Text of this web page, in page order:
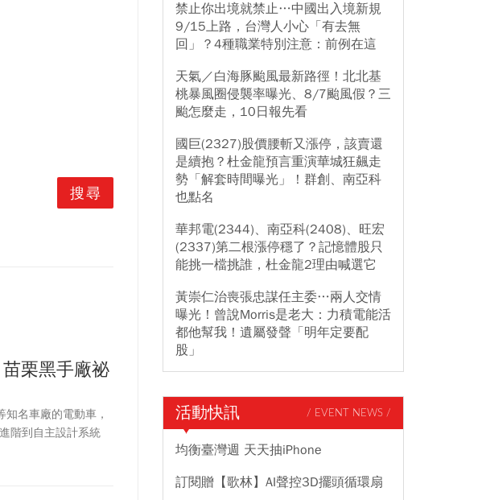
栗黑手廠祕
名車廠的電動車，
階到自主設計系統
機。
禁止你出境就禁止…中國出入境新規
9/15上路，台灣人小心「有去無
回」？4種職業特別注意：前例在這
天氣／白海豚颱風最新路徑！北北基
桃暴風圈侵襲率曝光、8/7颱風假？三
颱怎麼走，10日報先看
國巨(2327)股價腰斬又漲停，該賣還
是續抱？杜金龍預言重演華城狂飆走
勢「解套時間曝光」！群創、南亞科
也點名
華邦電(2344)、南亞科(2408)、旺宏
(2337)第二根漲停穩了？記憶體股只
能挑一檔挑誰，杜金龍2理由喊選它
黃崇仁治喪張忠謀任主委…兩人交情
曝光！曾說Morris是老大：力積電能活
都他幫我！遺屬發聲「明年定要配
股」
活動快訊 / EVENT NEWS /
均衡臺灣週 天天抽iPhone
訂閱贈【歌林】AI聲控3D擺頭循環扇